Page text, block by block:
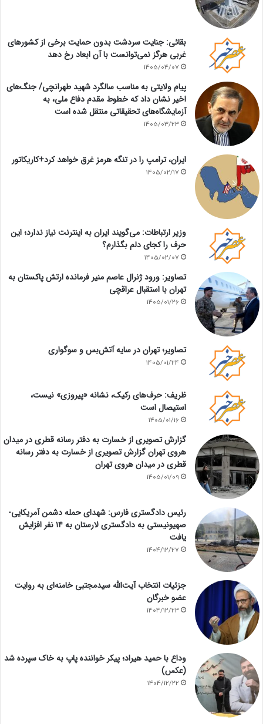
بقائی: جنایت سردشت بدون حمایت برخی از کشورهای
غربی هرگز نمی‌توانست با آن ابعاد رخ دهد
1405/04/07
پیام ولایتی به مناسب سالگرد شهید طهرانچی/ جنگ‌های
اخیر نشان داد که خطوط مقدم دفاع ملی، به
آزمایشگاه‌های تحقیقاتی منتقل شده است
1405/03/23
ایران، ترامپ را در تنگه هرمز غرق خواهد کرد+کاریکاتور
1405/02/17
وزیر ارتباطات: می‌گویند ایران به اینترنت نیاز ندارد؛ این
حرف را کجای دلم بگذارم؟
1405/02/07
تصاویر: ورود ژنرال عاصم منیر فرمانده ارتش پاکستان به
تهران با استقبال عراقچی
1405/01/26
تصاویر؛ تهران در سایه آتش‌بس و سوگواری
1405/01/24
ظریف: حرف‌های رکیک، نشانه «پیروزی» نیست،
استیصال است
1405/01/16
گزارش تصویری از خسارت به دفتر رسانه قطری در میدان
هروی تهران گزارش تصویری از خسارت به دفتر رسانه
قطری در میدان هروی تهران
1405/01/09
رئیس دادگستری فارس: شهدای حمله دشمن آمریکایی-
صهیونیستی به دادگستری لارستان به ۱۴ نفر افزایش
یافت
1404/12/27
جزئیات انتخاب آیت‌الله سیدمجتبی خامنه‌ای به روایت
عضو خبرگان
1404/12/23
وداع با حمید هیراد؛ پیکر خواننده پاپ به خاک سپرده شد
(عکس)
1404/12/22